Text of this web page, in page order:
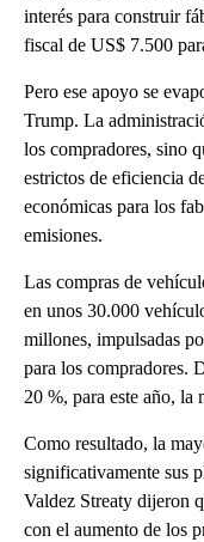
interés para construir
fiscal de US$ 7.500
Pero ese apoyo se
Trump. La
los compradores, sino
estrictos de eficiencia
económicas para los
emisiones.
Las compras de
en unos 30.000
millones, impulsadas
para los compradores.
20 %, para este año, la
Como resultado, la
significativamente sus
Valdez Streaty dijeron
con el aumento de los